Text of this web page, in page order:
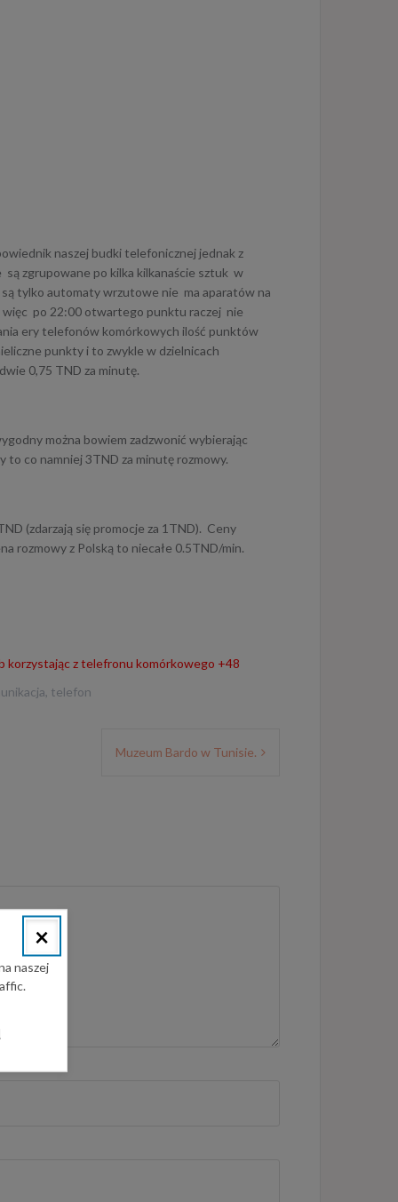
naszej budki telefonicznej jednak z
zgrupowane po kilka kilkanaście sztuk w
tylko automaty wrzutowe nie ma aparatów na
po 22:00 otwartego punktu raczej nie
ery telefonów komórkowych ilość punktów
punkty i to zwykle w dzielnicach
0,75 TND za minutę.
można bowiem zadzwonić wybierając
to co namniej 3TND za minutę rozmowy.
(zdarzają się promocje za 1TND). Ceny
rozmowy z Polską to niecałe 0.5TND/min.
korzystając z telefronu komórkowego +48
, telefon
Muzeum Bardo w Tunisie.
×
naszej